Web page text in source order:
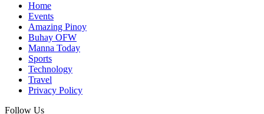
Home
Events
Amazing Pinoy
Buhay OFW
Manna Today
Sports
Technology
Travel
Privacy Policy
Follow Us